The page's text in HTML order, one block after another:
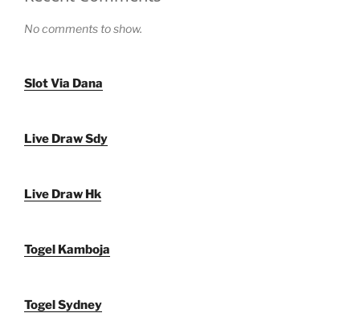
No comments to show.
Slot Via Dana
Live Draw Sdy
Live Draw Hk
Togel Kamboja
Togel Sydney